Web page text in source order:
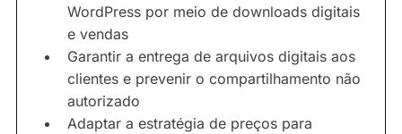
WordPress por meio de downloads digitais
e vendas
Garantir a entrega de arquivos digitais aos
clientes e prevenir o compartilhamento não
autorizado
Adaptar a estratégia de preços para